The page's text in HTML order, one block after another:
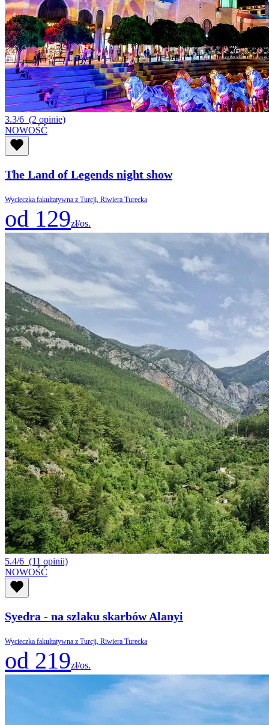
3.3/6 (2 opinie)
NOWOŚĆ
The Land of Legends night show
Wycieczka fakultatywna z Turcji, Riwiera Turecka
od 129zł/os.
5.4/6 (11 opinii)
NOWOŚĆ
Syedra - na szlaku skarbów Alanyi
Wycieczka fakultatywna z Turcji, Riwiera Turecka
od 219zł/os.